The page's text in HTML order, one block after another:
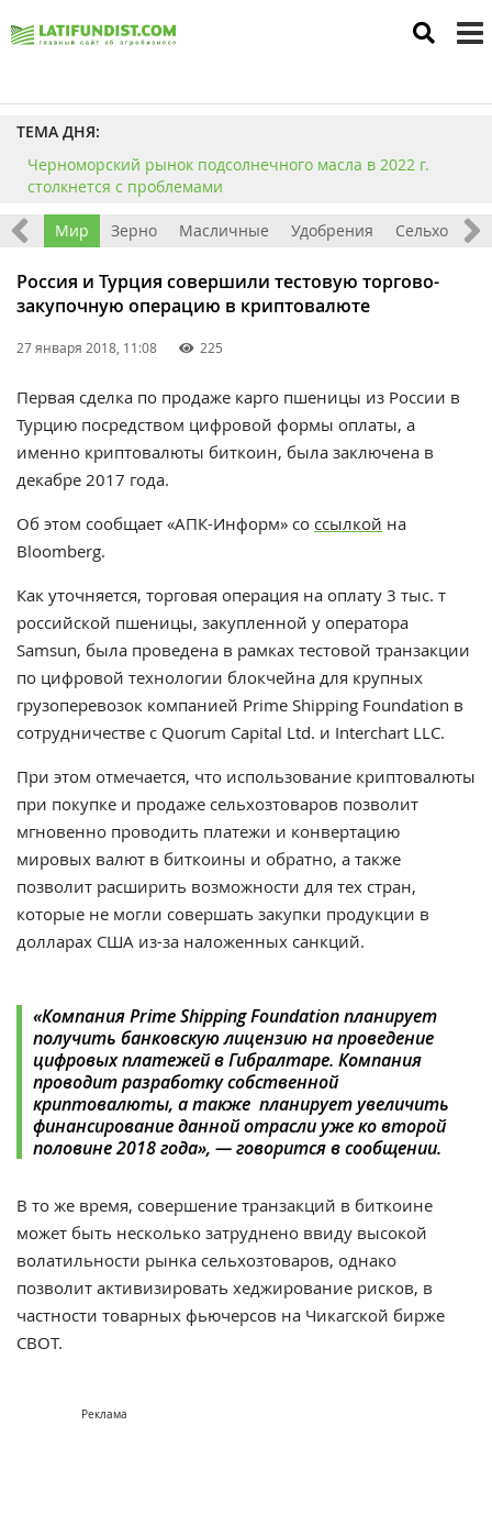
ТЕМА ДНЯ:
Черноморский рынок подсолнечного масла в 2022 г.
столкнется с проблемами
Мир Зерно Масличные Удобрения
Россия и Турция совершили тестовую торгово-
закупочную операцию в криптовалюте
27 января 2018, 11:08 225
Первая сделка по продаже карго пшеницы из России в
Турцию посредством цифровой формы оплаты, а
именно криптовалюты биткоин, была заключена в
декабре 2017 года.
Об этом сообщает «АПК-Информ» со ссылкой на
Bloomberg.
Как уточняется, торговая операция на оплату 3 тыс. т
российской пшеницы, закупленной у оператора
Samsun, была проведена в рамках тестовой транзакции
по цифровой технологии блокчейна для крупных
грузоперевозок компанией Prime Shipping Foundation в
сотрудничестве с Quorum Capital Ltd. и Interchart LLC.
При этом отмечается, что использование криптовалюты
при покупке и продаже сельхозтоваров позволит
мгновенно проводить платежи и конвертацию
мировых валют в биткоины и обратно, а также
позволит расширить возможности для тех стран,
которые не могли совершать закупки продукции в
долларах США из-за наложенных санкций.
«Компания Prime Shipping Foundation планирует
получить банковскую лицензию на проведение
цифровых платежей в Гибралтаре. Компания
проводит разработку собственной
криптовалюты, а также планирует увеличить
финансирование данной отрасли уже ко второй
половине 2018 года», — говорится в сообщении.
В то же время, совершение транзакций в биткоине
может быть несколько затруднено ввиду высокой
волатильности рынка сельхозтоваров, однако
позволит активизировать хеджирование рисков, в
частности товарных фьючерсов на Чикагской бирже
СВОТ.
Реклама